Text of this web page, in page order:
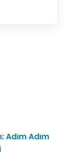
Adım Adım